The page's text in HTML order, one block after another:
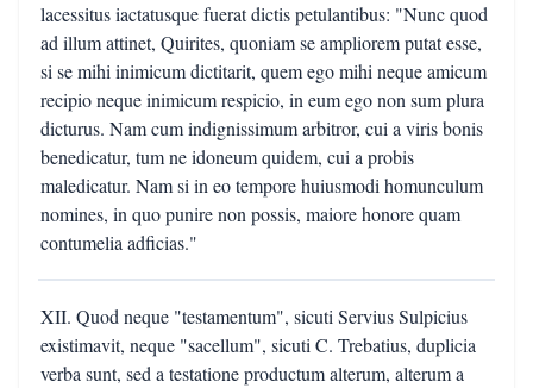
lacessitus iactatusque fuerat dictis petulantibus: "Nunc quod
ad illum attinet, Quirites, quoniam se ampliorem putat esse,
si se mihi inimicum dictitarit, quem ego mihi neque amicum
recipio neque inimicum respicio, in eum ego non sum plura
dicturus. Nam cum indignissimum arbitror, cui a viris bonis
benedicatur, tum ne idoneum quidem, cui a probis
maledicatur. Nam si in eo tempore huiusmodi homunculum
nomines, in quo punire non possis, maiore honore quam
contumelia adficias."
XII. Quod neque "testamentum", sicuti Servius Sulpicius
existimavit, neque "sacellum", sicuti C. Trebatius, duplicia
verba sunt, sed a testatione productum alterum, alterum a